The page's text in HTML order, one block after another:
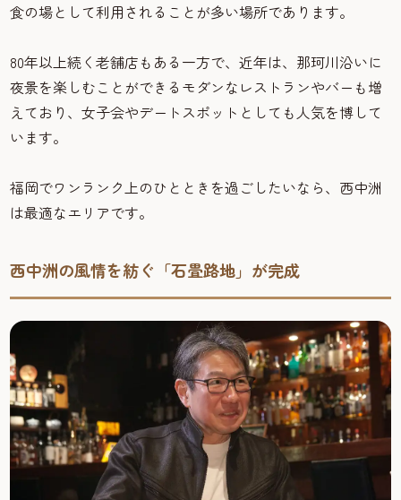
食の場として利用されることが多い場所であります。
80年以上続く老舗店もある一方で、近年は、那珂川沿いに
夜景を楽しむことができるモダンなレストランやバーも増
えており、女子会やデートスポットとしても人気を博して
います。
福岡でワンランク上のひとときを過ごしたいなら、西中洲
は最適なエリアです。
西中洲の風情を紡ぐ「石畳路地」が完成